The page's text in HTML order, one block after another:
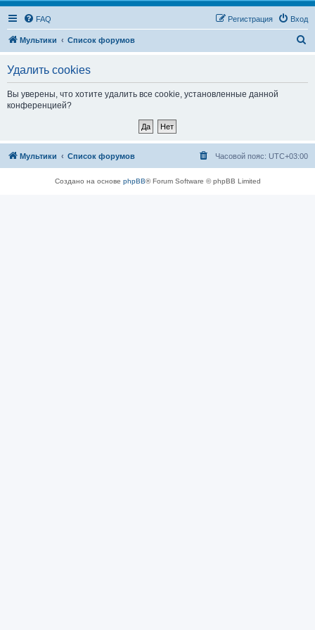
FAQ Вход
Регистрация
Мультики Список форумов
Удалить cookies
Вы уверены, что хотите удалить все cookie, установленные данной
конференцией?
Мультики Список форумов Часовой пояс: UTC+03:00
Создано на основе phpBB® Forum Software © phpBB Limited